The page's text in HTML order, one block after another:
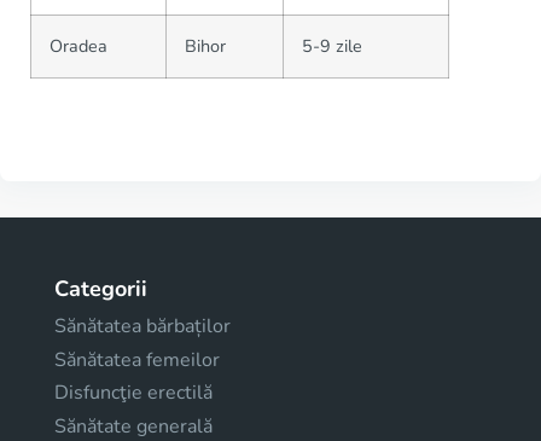
Oradea Bihor 5-9 zile
Categorii
Sănătatea bărbaților
Sănătatea femeilor
Disfuncţie erectilă
Sănătate generală